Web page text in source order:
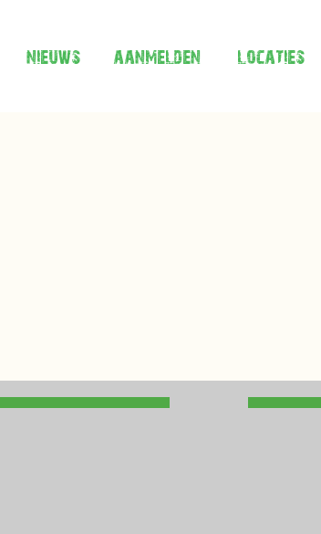
nieuws aanmelden locaties